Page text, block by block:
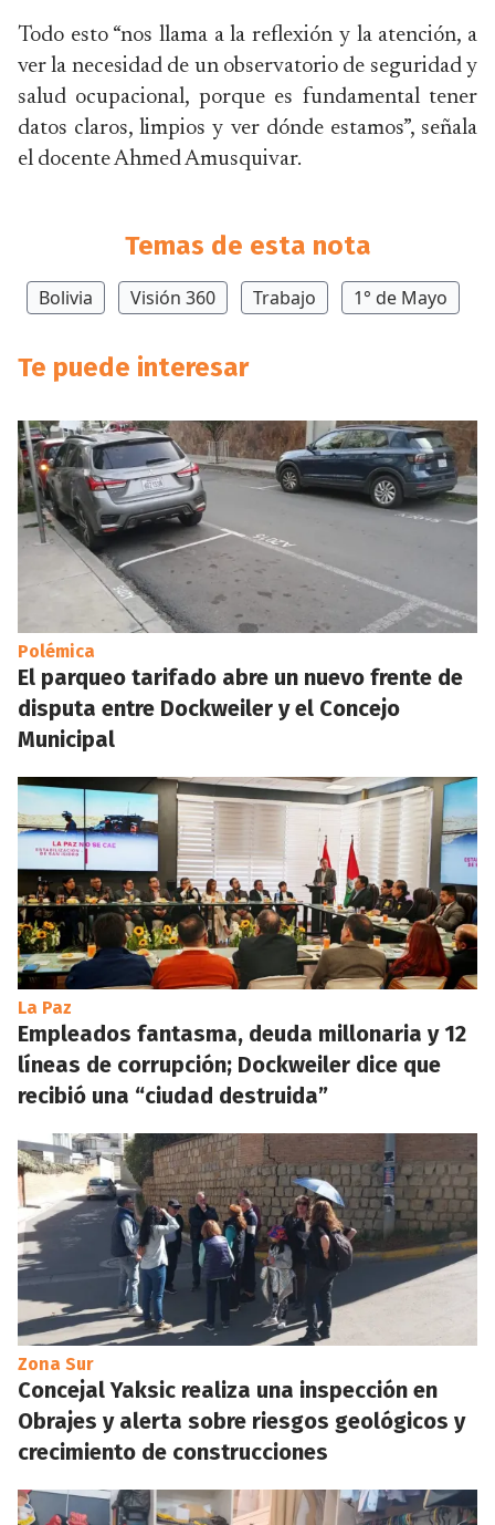
Todo esto “nos llama a la reflexión y la atención, a
ver la necesidad de un observatorio de seguridad y
salud ocupacional, porque es fundamental tener
datos claros, limpios y ver dónde estamos”, señala
el docente Ahmed Amusquivar.
Temas de esta nota
Bolivia Visión 360 Trabajo 1° de Mayo
Te puede interesar
Polémica
El parqueo tarifado abre un nuevo frente de
disputa entre Dockweiler y el Concejo
Municipal
La Paz
Empleados fantasma, deuda millonaria y 12
líneas de corrupción; Dockweiler dice que
recibió una “ciudad destruida”
Zona Sur
Concejal Yaksic realiza una inspección en
Obrajes y alerta sobre riesgos geológicos y
crecimiento de construcciones